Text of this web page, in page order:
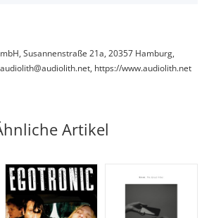
Susannenstraße 21a, 20357 Hamburg,
https://www.audiolith.net
Artikel